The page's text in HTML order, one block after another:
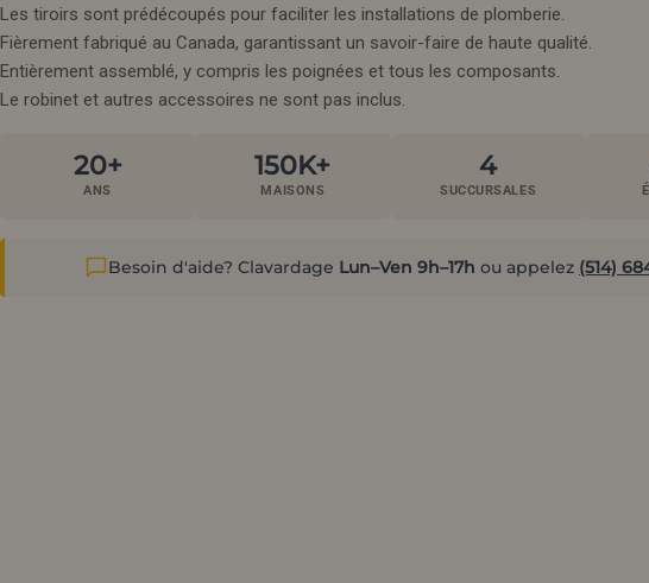
Les tiroirs sont prédécoupés pour faciliter les installations de plomberie.
Fièrement fabriqué au Canada, garantissant un savoir-faire de haute qualité.
Entièrement assemblé, y compris les poignées et tous les composants.
Le robinet et autres accessoires ne sont pas inclus.
20+
ANS
150K+
MAISONS
4
SUCCURSALES
Besoin d'aide? Clavardage Lun–Ven 9h–17h ou appelez (514)